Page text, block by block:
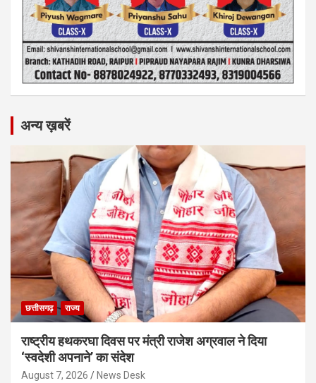
अन्य ख़बरें
छत्तीसगढ़ राज्य
राष्ट्रीय हथकरघा दिवस पर मंत्री राजेश अग्रवाल ने दिया
‘स्वदेशी अपनाने’ का संदेश
August 7, 2026 News Desk